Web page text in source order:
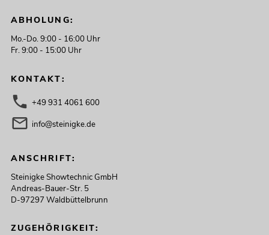
ABHOLUNG:
Mo.-Do. 9:00 - 16:00 Uhr
Fr. 9:00 - 15:00 Uhr
KONTAKT:
+49 931 4061 600
info@steinigke.de
ANSCHRIFT:
Steinigke Showtechnic GmbH
Andreas-Bauer-Str. 5
D-97297 Waldbüttelbrunn
ZUGEHÖRIGKEIT: